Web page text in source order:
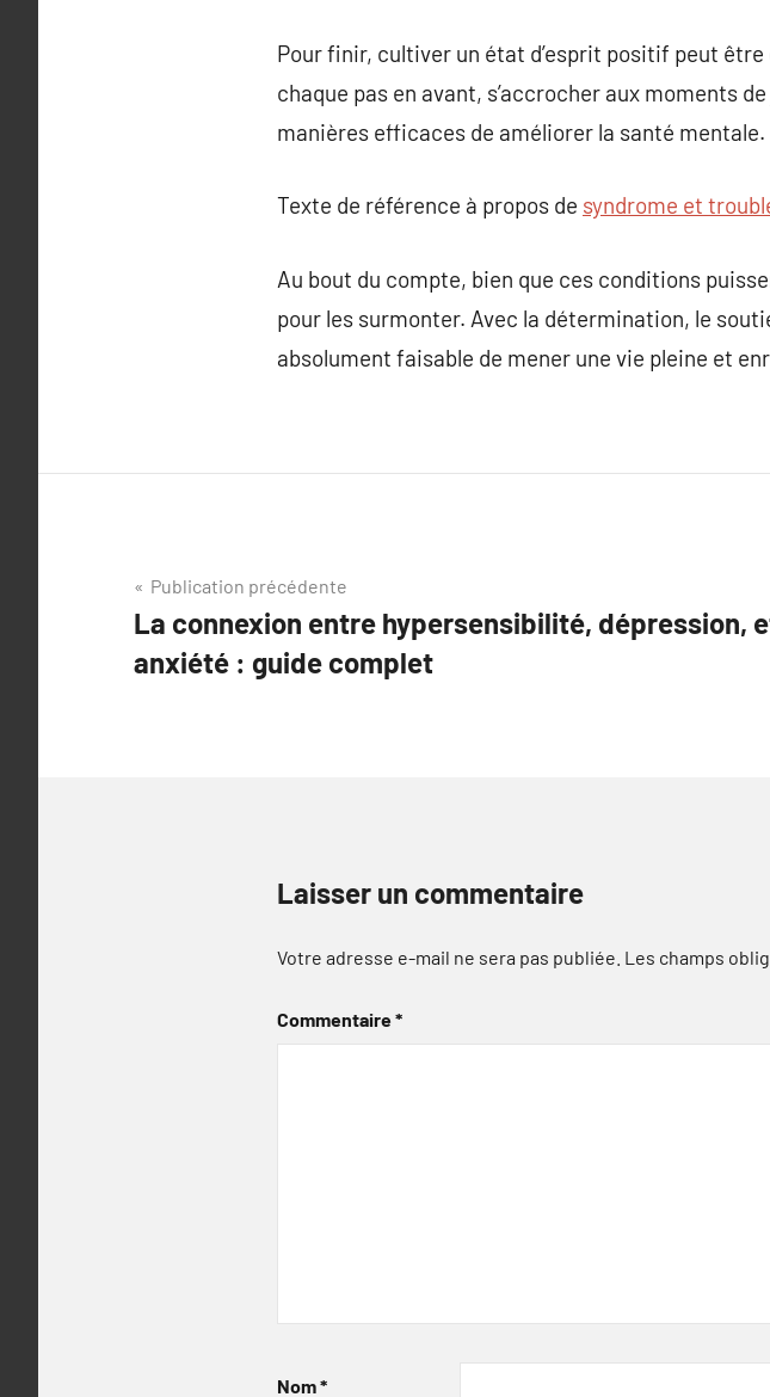
Pour finir, cultiver un état d’esprit positif peut
chaque pas en avant, s’accrocher aux moments
manières efficaces de améliorer la santé mentale.
Texte de référence à propos de syndrome et
Au bout du compte, bien que ces conditions
pour les surmonter. Avec la détermination, le
absolument faisable de mener une vie pleine et
Navigation
de
l’article
Publication précédente
La connexion entre hypersensibilité, dépression,
anxiété : guide complet
Laisser un commentaire
Votre adresse e-mail ne sera pas publiée. Les champs
Commentaire*
Nom*